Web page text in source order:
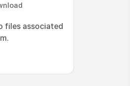
files associated